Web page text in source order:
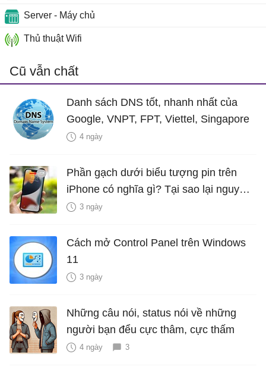
Server - Máy chủ
Thủ thuật Wifi
Cũ vẫn chất
Danh sách DNS tốt, nhanh nhất của
Google, VNPT, FPT, Viettel, Singapore
4 ngày
Phần gạch dưới biểu tượng pin trên
iPhone có nghĩa gì? Tại sao lại nguy
hiểm?
3 ngày
Cách mở Control Panel trên Windows
11
3 ngày
Những câu nói, status nói về những
người bạn đểu cực thâm, cực thấm
4 ngày 3